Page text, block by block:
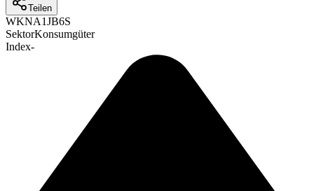
Teilen
WKNA1JB6S
SektorKonsumgüter
Index-